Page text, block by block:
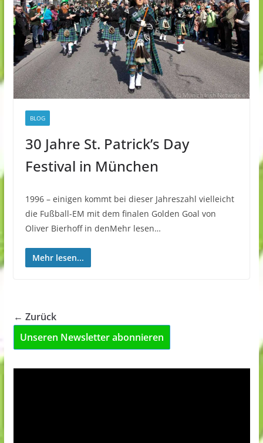
BLOG
30 Jahre St. Patrick’s Day
Festival in München
1996 – einigen kommt bei dieser Jahreszahl vielleicht
die Fußball-EM mit dem finalen Golden Goal von
Oliver Bierhoff in denMehr lesen…
Mehr lesen...
← Zurück
Unseren Newsletter abonnieren